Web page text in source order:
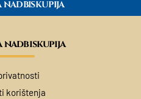
NADBISKUPIJA
nadbiskupija
korištenja